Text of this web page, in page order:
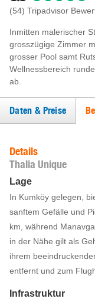
(54) Tripadvisor
Inmitten malerischer
grosszügige Zimmer
grosser Pool samt
Wellnessbereich
ab.
Daten & Preise
Details
Thalia Unique
Lage
In Kumköy gelegen,
sanftem Gefälle und
km, während
in der Nähe gilt als
ihrem
entfernt und zum
Infrastruktur